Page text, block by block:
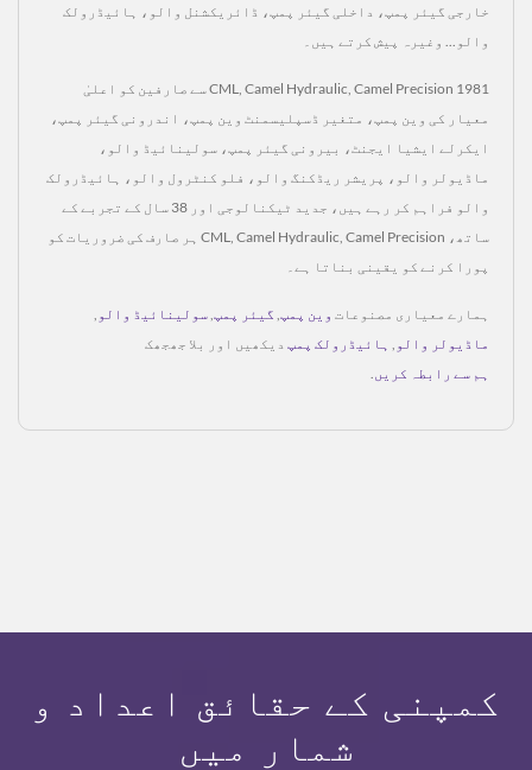
خارجی گیئر پمپ، داخلی گیئر پمپ، ڈائریکشنل والو، ہائیڈرولک
والو... وغیرہ پیش کرتے ہیں۔
CML, Camel Hydraulic, Camel Precision 1981 سے صارفین کو اعلیٰ
معیار کی وین پمپ، متغیر ڈسپلیسمنٹ وین پمپ، اندرونی گیئر پمپ،
ایکرلے ایشیا ایجنٹ، بیرونی گیئر پمپ، سولینائیڈ والو،
ماڈیولر والو، پریشر ریڈکنگ والو، فلو کنٹرول والو، ہائیڈرولک
والو فراہم کر رہے ہیں، جدید ٹیکنالوجی اور 38 سال کے تجربے کے
ساتھ، CML, Camel Hydraulic, Camel Precision ہر صارف کی ضروریات کو
پورا کرنے کو یقینی بناتا ہے۔
ہمارے معیاری مصنوعات وین پمپ گیئر پمپ سولینائیڈ والو
ماڈیولر والو
ہائیڈرولک پمپ دیکھیں اور بلا جھجھک
ہم سے رابطہ کریں
کمپنی کے حقائق اعداد و
شمار میں